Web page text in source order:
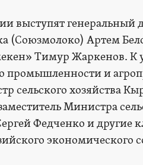
выступят генеральный
(Союзмолоко) Артем
Тимур Жаркенов. К
промышленности и
сельского хозяйства
Министра
Федченко и другие
экономического